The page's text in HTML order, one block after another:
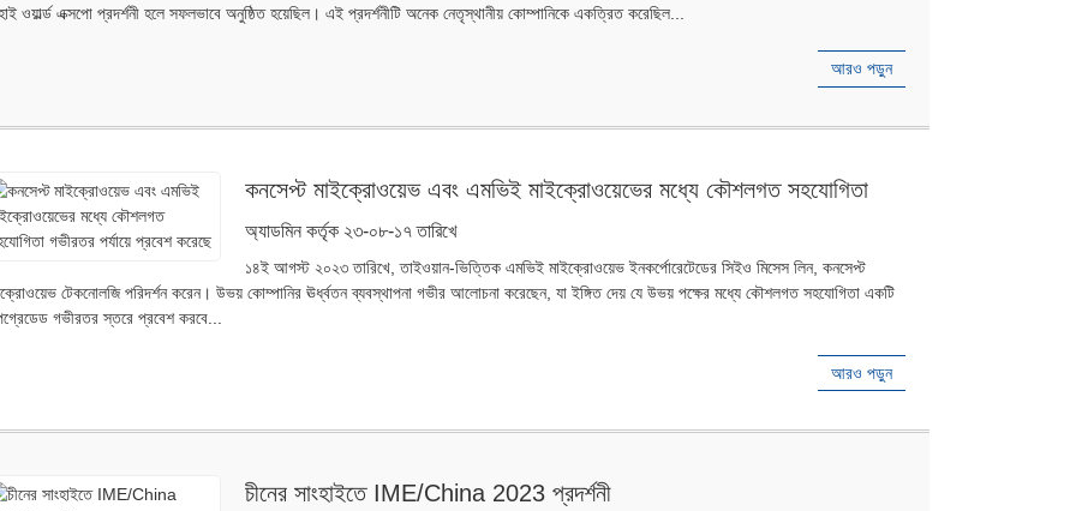
ওয়ার্ল্ড এক্সপো প্রদর্শনী হলে সফলভাবে অনুষ্ঠিত হয়েছিল। এই প্রদর্শনীটি অনেক নেতৃস্থানীয় কোম্পানিকে একত্রিত করেছিল...
আরও পড়ুন
কনসেপ্ট মাইক্রোওয়েভ এবং এমভিই মাইক্রোওয়েভের মধ্যে কৌশলগত সহযোগিতা
গভীরতর পর্যায়ে প্রবেশ করেছে
অ্যাডমিন কর্তৃক ২৩-০৮-১৭ তারিখে
১৪ই আগস্ট ২০২৩ তারিখে, তাইওয়ান-ভিত্তিক এমভিই মাইক্রোওয়েভ ইনকর্পোরেটেডের সিইও মিসেস লিন, কনসেপ্ট
টেকনোলজি পরিদর্শন করেন। উভয় কোম্পানির ঊর্ধ্বতন ব্যবস্থাপনা গভীর আলোচনা করেছেন, যা ইঙ্গিত দেয় যে উভয় পক্ষের মধ্যে কৌশলগত সহযোগিতা একটি
গভীরতর স্তরে প্রবেশ করবে...
আরও পড়ুন
চীনের সাংহাইতে IME/China 2023 প্রদর্শনী